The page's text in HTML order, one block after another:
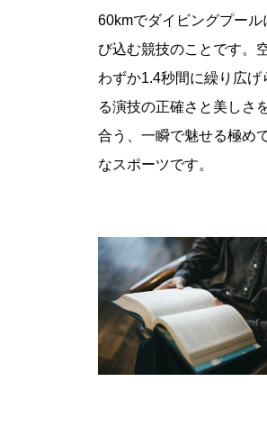
60kmでダイビングプール
び込む競技のことです。
わずか1.4秒間に繰り広げ
る演技の正確さと美しさ
合う、一瞬で魅せる極め
なスポーツです。